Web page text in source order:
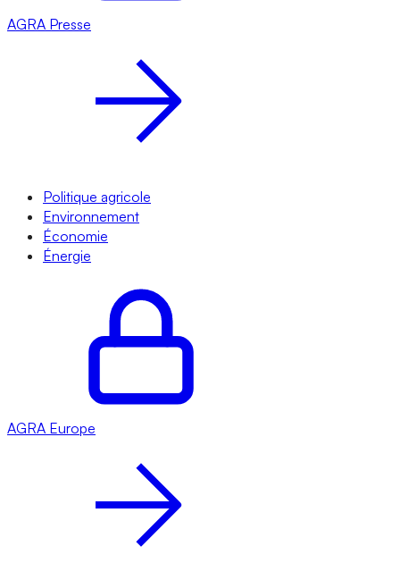
AGRA Presse
Politique agricole
Environnement
Économie
Énergie
AGRA Europe